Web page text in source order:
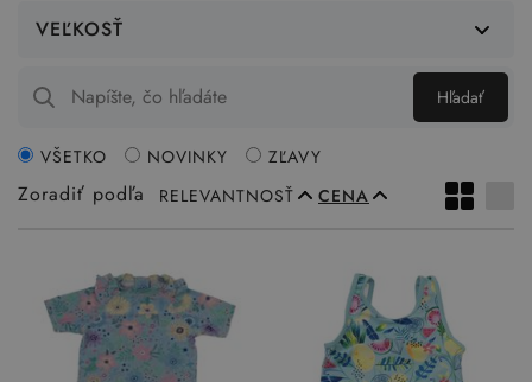
VEĽKOSŤ
Hľadať
Zoradiť podľa RELEVANTNOSŤ CENA
VŠETKO NOVINKY ZĽAVY